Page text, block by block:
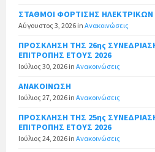
ΣΤΑΘΜΟΙ ΦΟΡΤΙΣΗΣ
Αύγουστος 3, 2026 in Ανακοινώσεις
ΠΡΟΣΚΛΗΣΗ ΤΗΣ 26ης
ΕΠΙΤΡΟΠΗΣ ΕΤΟΥΣ 2026
Ιούλιος 30, 2026 in Ανακοινώσεις
ΑΝΑΚΟΙΝΩΣΗ
Ιούλιος 27, 2026 in Ανακοινώσεις
ΠΡΟΣΚΛΗΣΗ ΤΗΣ 25ης
ΕΠΙΤΡΟΠΗΣ ΕΤΟΥΣ 2026
Ιούλιος 24, 2026 in Ανακοινώσεις